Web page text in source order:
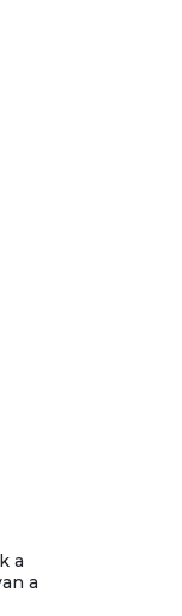
a
a